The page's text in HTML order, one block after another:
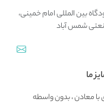
بین المللی امام خمینی،
شمس آباد
ما
معادن ، بدون واسطه